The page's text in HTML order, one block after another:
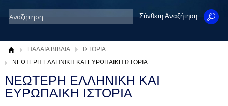
Σύνθετη Αναζήτηση
ΠΑΛΑΙΑ ΒΙΒΛΙΑ
ΙΣΤΟΡΙΑ
ΝΕΩΤΕΡΗ ΕΛΛΗΝΙΚΗ ΚΑΙ ΕΥΡΩΠΑΙΚΗ ΙΣΤΟΡΙΑ
ΝΕΩΤΕΡΗ ΕΛΛΗΝΙΚΗ ΚΑΙ
ΕΥΡΩΠΑΙΚΗ ΙΣΤΟΡΙΑ